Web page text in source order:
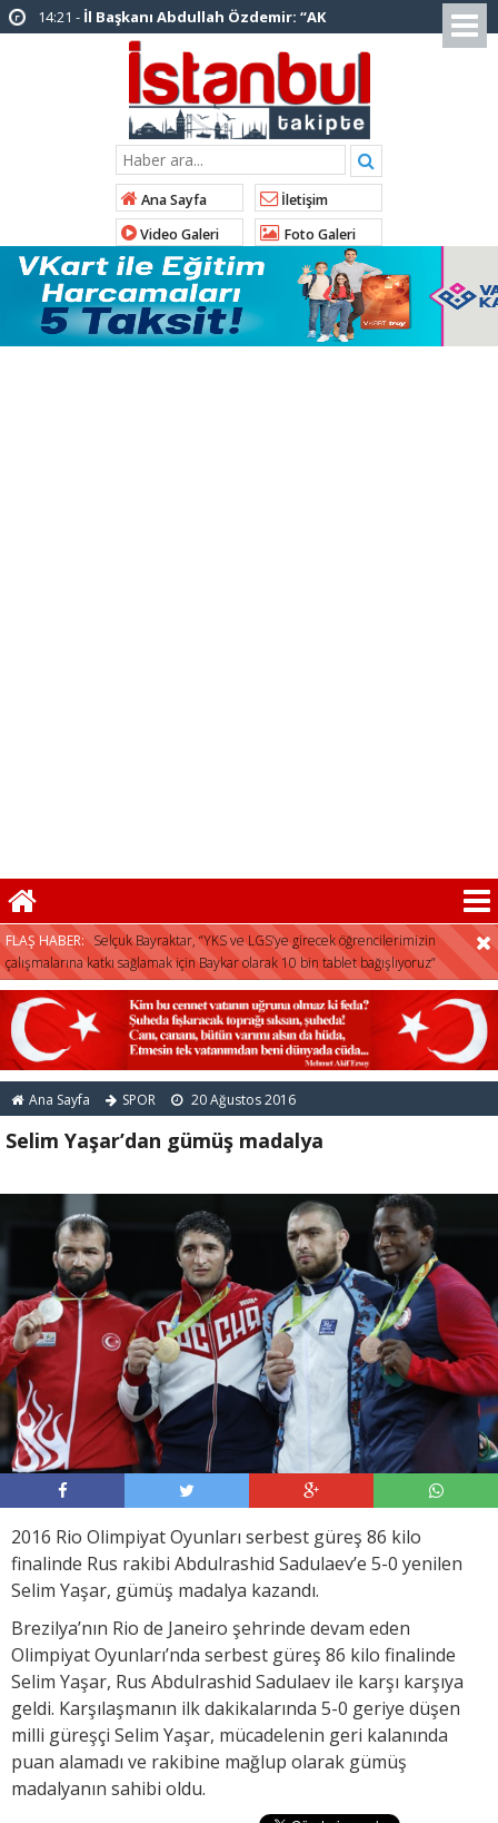
14:20 - Şadi Yazıcı, “Silivri’den alınan talimatla
hakkımda karalama kampanyası yürütülüyor”
AK Parti’ye katılan ilçe belediye
başkanlarından İl Başkanı Özdemir’e ziyaret
Tuzla Belediye Başkanı Eren Ali
Bingöl’den İBB’ye tepki
İstanbul Emniyet Müdürlüğünden
“Gök Kubbe’de, Mavi Vatan’da, Şanlı Topraklarda:
İstanbul Emniyeti Her Yerde” paylaşımı
19:26 -Çekmeköy Belediye Başkanı Orhan
Çerkez AK Parti’ye katıldı
Ana Sayfa
İletişim
Video Galeri
Foto Galeri
FLAŞ HABER: Selçuk Bayraktar, “YKS ve LGS’ye girecek öğrencilerimizin
çalışmalarına katkı sağlamak için Baykar olarak 10 bin tablet bağışlıyoruz”
Ana Sayfa SPOR 20 Ağustos 2016
Selim Yaşar’dan gümüş madalya
2016 Rio Olimpiyat Oyunları serbest güreş 86 kilo
finalinde Rus rakibi Abdulrashid Sadulaev’e 5-0 yenilen
Selim Yaşar, gümüş madalya kazandı.
Brezilya’nın Rio de Janeiro şehrinde devam eden
Olimpiyat Oyunları’nda serbest güreş 86 kilo finalinde
Selim Yaşar, Rus Abdulrashid Sadulaev ile karşı karşıya
geldi. Karşılaşmanın ilk dakikalarında 5-0 geriye düşen
milli güreşçi Selim Yaşar, mücadelenin geri kalanında
puan alamadı ve rakibine mağlup olarak gümüş
madalyanın sahibi oldu.